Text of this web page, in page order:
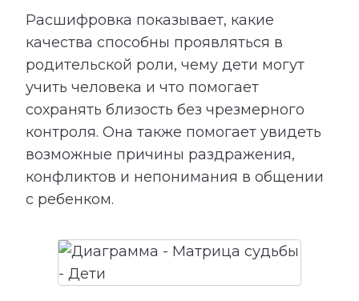
Расшифровка показывает, какие
качества способны проявляться в
родительской роли, чему дети могут
учить человека и что помогает
сохранять близость без чрезмерного
контроля. Она также помогает увидеть
возможные причины раздражения,
конфликтов и непонимания в общении
с ребенком.